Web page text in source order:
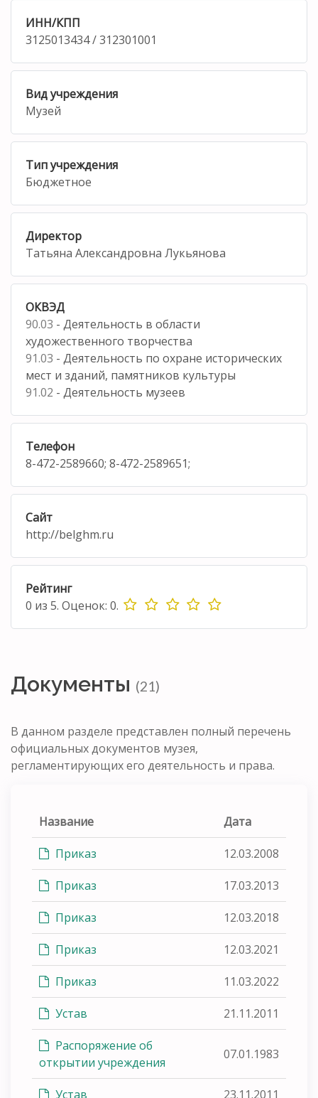
ИНН/КПП
3125013434 / 312301001
Вид учреждения
Музей
Тип учреждения
Бюджетное
Директор
Татьяна Александровна Лукьянова
ОКВЭД
90.03 - Деятельность в области
художественного творчества
91.03 - Деятельность по охране исторических
мест и зданий, памятников культуры
91.02 - Деятельность музеев
Телефон
8-472-2589660; 8-472-2589651;
Сайт
http://belghm.ru
Рейтинг
0 из 5. Оценок: 0.
Документы (21)
В данном разделе представлен полный перечень
официальных документов музея,
регламентирующих его деятельность и права.
Название Дата
Приказ 12.03.2008
Приказ 17.03.2013
Приказ 12.03.2018
Приказ 12.03.2021
Приказ 11.03.2022
Устав 21.11.2011
Распоряжение об
открытии учреждения
07.01.1983
Устав 23.11.2011